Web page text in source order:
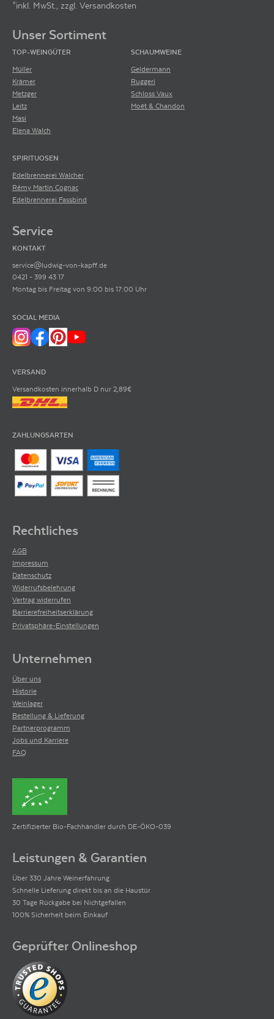
*inkl. MwSt., zzgl. Versandkosten
Unser Sortiment
TOP-WEINGÜTER
Müller
Krämer
Metzger
Leitz
Masi
Elena Walch
SCHAUMWEINE
Geldermann
Ruggeri
Schloss Vaux
Moët & Chandon
SPIRITUOSEN
Edelbrennerei Walcher
Rémy Martin Cognac
Edelbrennerei Fassbind
Service
KONTAKT
service@ludwig-von-kapff.de
0421 - 399 43 17
Montag bis Freitag von 9:00 bis 17:00 Uhr
SOCIAL MEDIA
VERSAND
Versandkosten innerhalb D nur 2,89€
ZAHLUNGSARTEN
Rechtliches
AGB
Impressum
Datenschutz
Widerrufsbelehrung
Vertrag widerrufen
Barrierefreiheitserklärung
Privatsphäre-Einstellungen
Unternehmen
Über uns
Historie
Weinlager
Bestellung & Lieferung
Partnerprogramm
Jobs und Karriere
FAQ
Zertifizierter Bio-Fachhändler durch DE-ÖKO-039
Leistungen & Garantien
Über 330 Jahre Weinerfahrung
Schnelle Lieferung direkt bis an die Haustür
30 Tage Rückgabe bei Nichtgefallen
100% Sicherheit beim Einkauf
Geprüfter Onlineshop